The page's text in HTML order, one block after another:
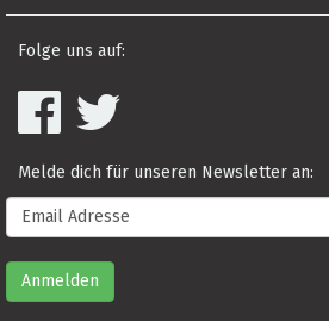
Folge uns auf:
Melde dich für unseren Newsletter an: